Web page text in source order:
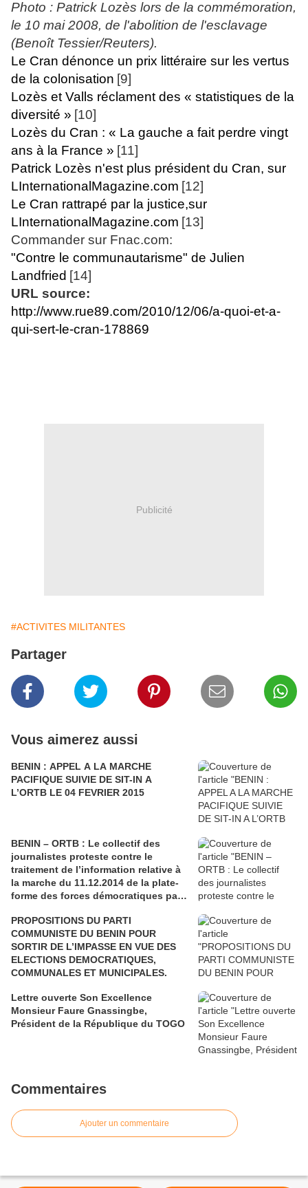
Photo : Patrick Lozès lors de la commémoration,
le 10 mai 2008, de l'abolition de l'esclavage
(Benoît Tessier/Reuters).
Le Cran dénonce un prix littéraire sur les vertus
de la colonisation [9]
Lozès et Valls réclament des « statistiques de la
diversité » [10]
Lozès du Cran : « La gauche a fait perdre vingt
ans à la France » [11]
Patrick Lozès n'est plus président du Cran, sur
LInternationalMagazine.com [12]
Le Cran rattrapé par la justice,sur
LInternationalMagazine.com [13]
Commander sur Fnac.com:
"Contre le communautarisme" de Julien
Landfried [14]
URL source:
http://www.rue89.com/2010/12/06/a-quoi-et-a-
qui-sert-le-cran-178869
Publicité
#ACTIVITES MILITANTES
Partager
Vous aimerez aussi
BENIN : APPEL A LA MARCHE
PACIFIQUE SUIVIE DE SIT-IN A
L’ORTB LE 04 FEVRIER 2015
BENIN – ORTB : Le collectif des
journalistes proteste contre le
traitement de l’information relative à
la marche du 11.12.2014 de la plate-
forme des forces démocratiques par
PROPOSITIONS DU PARTI
COMMUNISTE DU BENIN POUR
SORTIR DE L’IMPASSE EN VUE DES
ELECTIONS DEMOCRATIQUES,
COMMUNALES ET MUNICIPALES.
Lettre ouverte Son Excellence
Monsieur Faure Gnassingbe,
Président de la République du TOGO
Commentaires
Ajouter un commentaire